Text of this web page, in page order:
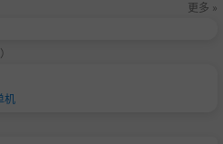
更多 »
机